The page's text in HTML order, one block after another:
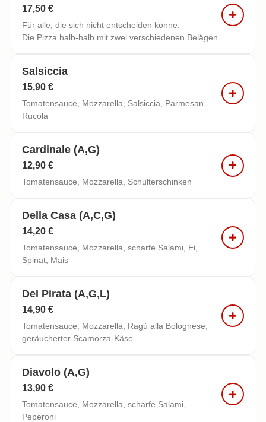
17,50 €
Für alle, die sich nicht entscheiden könne:
Die Pizza halb-halb mit zwei verschiedenen Belägen
Salsiccia
15,90 €
Tomatensauce, Mozzarella, Salsiccia, Parmesan,
Rucola
Cardinale (a,g)
12,90 €
Tomatensauce, Mozzarella, Schulterschinken
Della Casa (a,c,g)
14,20 €
Tomatensauce, Mozzarella, scharfe Salami, Ei,
Spinat, Mais
Del Pirata (a,g,l)
14,90 €
Tomatensauce, Mozzarella, Ragù alla Bolognese,
geräucherter Scamorza-Käse
Diavolo (a,g)
13,90 €
Tomatensauce, Mozzarella, scharfe Salami,
Peperoni